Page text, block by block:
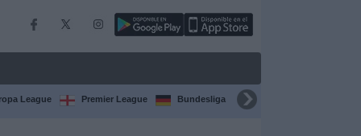
League Premier League Bundesliga Supercopa de España